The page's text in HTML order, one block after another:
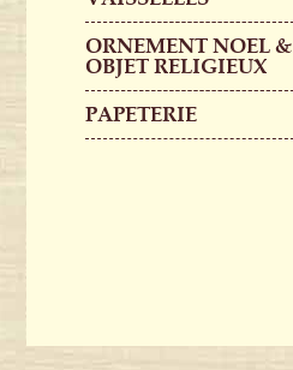
ORNEMENT NOEL &
OBJET RELIGIEUX
PAPETERIE